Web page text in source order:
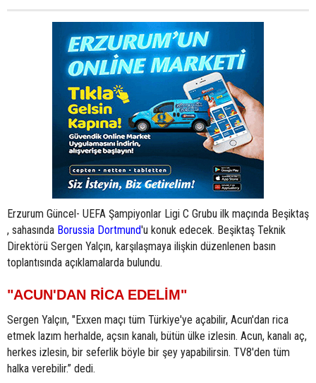
Erzurum Güncel- UEFA Şampiyonlar Ligi C Grubu ilk maçında Beşiktaş
, sahasında Borussia Dortmund'u konuk edecek. Beşiktaş Teknik
Direktörü Sergen Yalçın, karşılaşmaya ilişkin düzenlenen basın
toplantısında açıklamalarda bulundu.
"ACUN'DAN RİCA EDELİM"
Sergen Yalçın, "Exxen maçı tüm Türkiye'ye açabilir, Acun'dan rica
etmek lazım herhalde, açsın kanalı, bütün ülke izlesin. Acun, kanalı aç,
herkes izlesin, bir seferlik böyle bir şey yapabilirsin. TV8'den tüm
halka verebilir.” dedi.